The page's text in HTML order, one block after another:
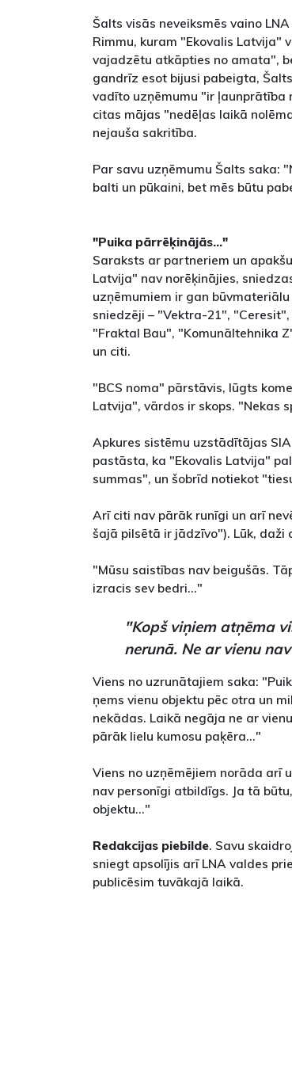
Šalts visās neveiksmēs vaino
Rimmu, kuram "Ekovalis Latvija"
vajadzētu atkāpties no amata",
gandrīz esot bijusi pabeigta,
vadīto uzņēmumu "ir ļaunprātība
citas mājas "nedēļas laikā
nejauša sakritība.
Par savu uzņēmumu Šalts saka:
balti un pūkaini, bet mēs būtu
"Puika pārrēķinājās..."
Saraksts ar partneriem un
Latvija" nav norēķinājies,
uzņēmumiem ir gan
sniedzēji – "Vektra-21",
"Fraktal Bau", "Komunāltehnika
un citi.
"BCS noma" pārstāvis, lūgts
Latvija", vārdos ir skops. "Nekas
Apkures sistēmu uzstādītājas
pastāsta, ka "Ekovalis Latvija"
summas", un šobrīd notiekot
Arī citi nav pārāk runīgi un arī
šajā pilsētā ir jādzīvo"). Lūk, daži
"Mūsu saistības nav beigušās.
izracis sev bedri..."
"Kopš viņiem atņēma
nerunā. Ne ar vienu
Viens no uzrunātajiem saka:
ņems vienu objektu pēc otra un
nekādas. Laikā negāja ne ar
pārāk lielu kumosu paķēra..."
Viens no uzņēmējiem norāda arī
nav personīgi atbildīgs. Ja tā
objektu..."
Redakcijas piebilde. Savu
sniegt apsolījis arī LNA valdes
publicēsim tuvākajā laikā.